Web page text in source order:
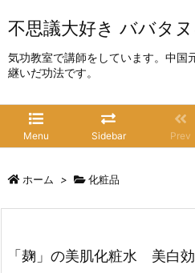
不思議大好き ババタ
気功教室で講師をしています。中国
継いだ功法です。
Menu Sidebar Prev
ホーム > 化粧品
「麹」の美肌化粧水 美白効